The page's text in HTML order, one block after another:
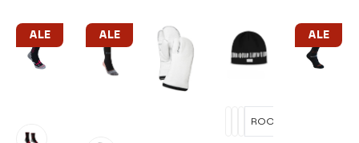
ALE ALE
ROOSA/LAKKA
ALE